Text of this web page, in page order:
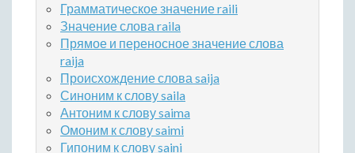
Грамматическое значение raili
Значение слова raila
Прямое и переносное значение слова
raija
Происхождение слова saija
Синоним к слову saila
Антоним к слову saima
Омоним к слову saimi
Гипоним к слову saini